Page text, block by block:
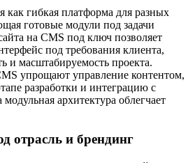
как гибкая платформа для разных
готовые модули под задачи
на CMS под ключ позволяет
под требования клиента,
и масштабируемость проекта.
упрощают управление контентом,
разработки и интеграцию с
архитектура облегчает
отрасль и брендинг